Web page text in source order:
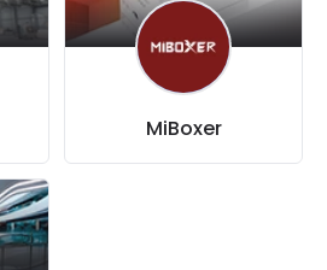
MiBoxer